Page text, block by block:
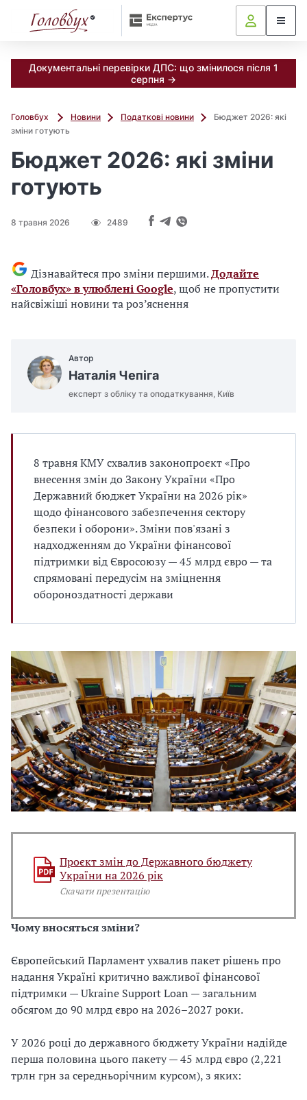
Документальні перевірки ДПС: що змінилося після 1
серпня →
Головбух Новини Податкові новини
Бюджет 2026: які
зміни готують
Бюджет 2026: які зміни
готують
8 травня 2026 2489
Дізнавайтеся про зміни першими.Додайте
«Головбух» в улюблені Google, щоб не пропустити
найсвіжіші новини та роз’яснення
Автор
Наталія Чепіга
експерт з обліку та оподаткування, Київ
8 травня КМУ схвалив законопроєкт «Про
внесення змін до Закону України «Про
Державний бюджет України на 2026 рік»
щодо фінансового забезпечення сектору
безпеки і оборони». Зміни пов'язані з
надходженням до України фінансової
підтримки від Євросоюзу — 45 млрд євро — та
спрямовані передусім на зміцнення
обороноздатності держави
Проєкт змін до Державного бюджету
України на 2026 рік
Скачати презентацію
Чому вносяться зміни?
Європейський Парламент ухвалив пакет рішень про
надання Україні критично важливої фінансової
підтримки — Ukraine Support Loan — загальним
обсягом до 90 млрд євро на 2026–2027 роки.
У 2026 році до державного бюджету України надійде
перша половина цього пакету — 45 млрд євро (2,221
трлн грн за середньорічним курсом), з яких: